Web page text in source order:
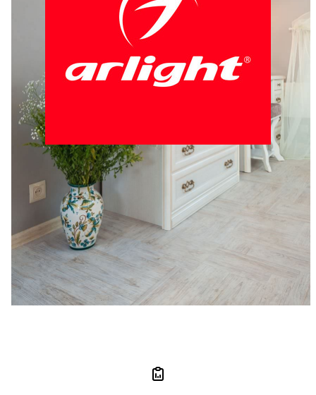
Arlight - идеальный свет
9 отзывов